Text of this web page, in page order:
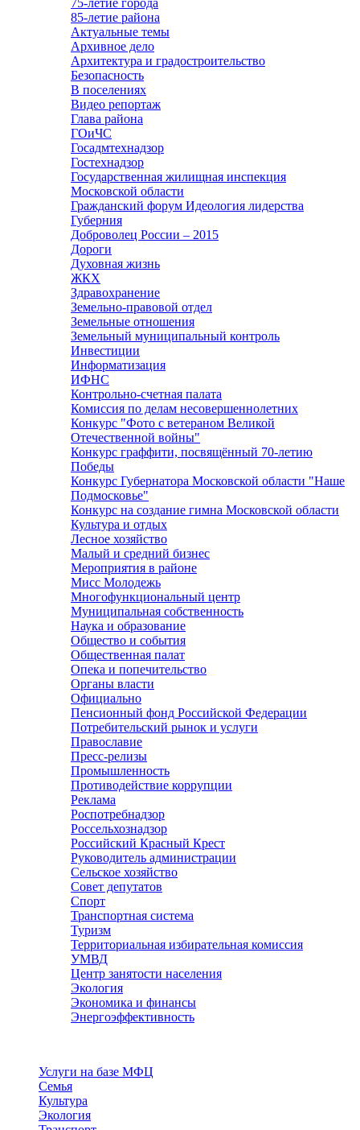
75-летие города
85-летие района
Актуальные темы
Архивное дело
Архитектура и градостроительство
Безопасность
В поселениях
Видео репортаж
Глава района
ГОиЧС
Госадмтехнадзор
Гостехнадзор
Государственная жилищная инспекция
Московской области
Гражданский форум Идеология лидерства
Губерния
Доброволец России – 2015
Дороги
Духовная жизнь
ЖКХ
Здравохранение
Земельно-правовой отдел
Земельные отношения
Земельный муниципальный контроль
Инвестиции
Информатизация
ИФНС
Контрольно-счетная палата
Комиссия по делам несовершеннолетних
Конкурс "Фото с ветераном Великой
Отечественной войны"
Конкурс граффити, посвящённый 70-летию
Победы
Конкурс Губернатора Московской области "Наше
Подмосковье"
Конкурс на создание гимна Московской области
Культура и отдых
Лесное хозяйство
Малый и средний бизнес
Мероприятия в районе
Мисс Молодежь
Многофункциональный центр
Муниципальная собственность
Наука и образование
Общество и события
Общественная палат
Опека и попечительство
Органы власти
Официально
Пенсионный фонд Российской Федерации
Потребительский рынок и услуги
Православие
Пресс-релизы
Промышленность
Противодействие коррупции
Реклама
Роспотребнадзор
Россельхознадзор
Российский Красный Крест
Руководитель администрации
Сельское хозяйство
Совет депутатов
Спорт
Транспортная система
Туризм
Территориальная избирательная комиссия
УМВД
Центр занятости населения
Экология
Экономика и финансы
Энергоэффективность
Услуги на базе МФЦ
Семья
Культура
Экология